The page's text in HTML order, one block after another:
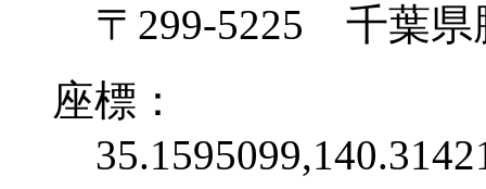
〒299-5225 千葉県
座標：